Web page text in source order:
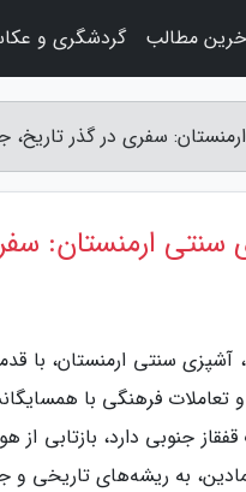
سفری در گذر
سنتی ارمنستان:
سنتی ارمنستان، با
و تعاملات فرهنگی با
قفقاز جنوبی دارد،
به ریشه‌های تاریخی و
مطالب گردشگری و